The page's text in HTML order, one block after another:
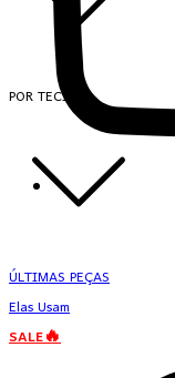
POR TECIDO
ÚLTIMAS PEÇAS
Elas Usam
SALE🔥